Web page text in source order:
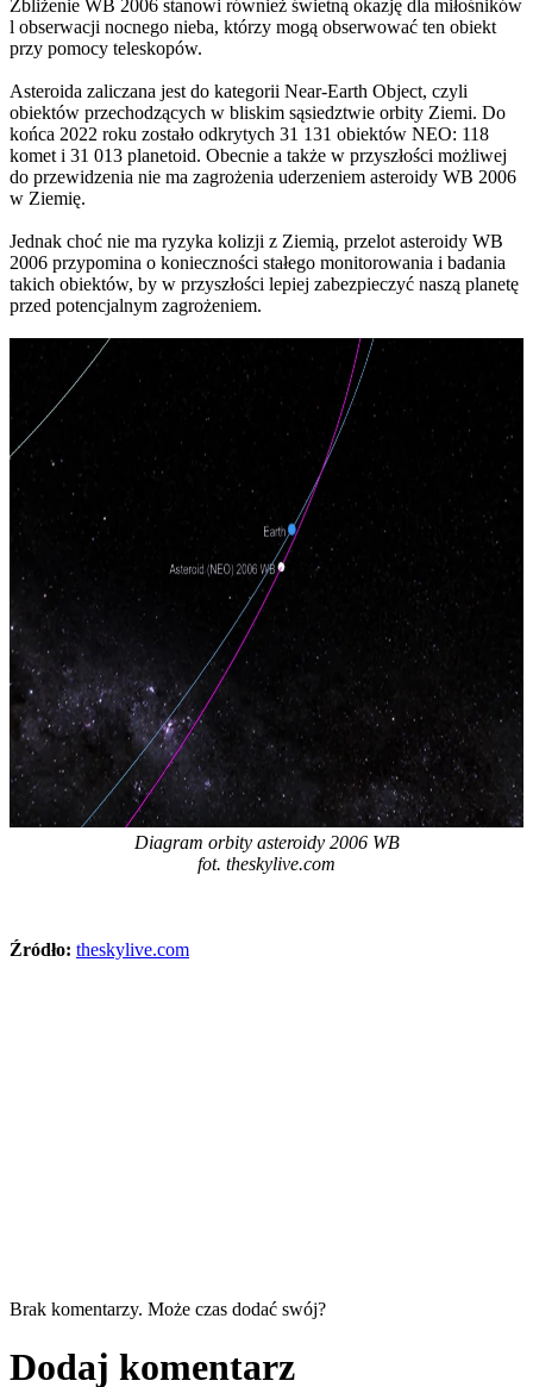
Zbliżenie WB 2006 stanowi również świetną okazję dla miłośników
l obserwacji nocnego nieba, którzy mogą obserwować ten obiekt
przy pomocy teleskopów.
Asteroida zaliczana jest do kategorii Near-Earth Object, czyli
obiektów przechodzących w bliskim sąsiedztwie orbity Ziemi. Do
końca 2022 roku zostało odkrytych 31 131 obiektów NEO: 118
komet i 31 013 planetoid. Obecnie a także w przyszłości możliwej
do przewidzenia nie ma zagrożenia uderzeniem asteroidy WB 2006
w Ziemię.
Jednak choć nie ma ryzyka kolizji z Ziemią, przelot asteroidy WB
2006 przypomina o konieczności stałego monitorowania i badania
takich obiektów, by w przyszłości lepiej zabezpieczyć naszą planetę
przed potencjalnym zagrożeniem.
Diagram orbity asteroidy 2006 WB
fot. theskylive.com
Źródło: theskylive.com
Brak komentarzy. Może czas dodać swój?
Dodaj komentarz